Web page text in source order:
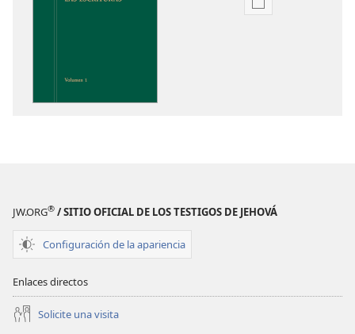
Opciones
JW.ORG® / SITIO OFICIAL DE LOS TESTIGOS DE JEHOVÁ
Configuración de la apariencia
Enlaces directos
Solicite una visita